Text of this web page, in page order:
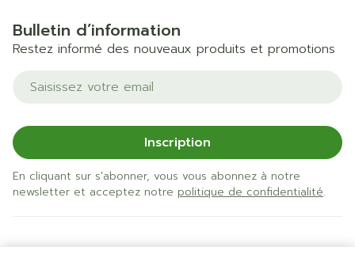
Bulletin d’information
Restez informé des nouveaux produits et promotions
Adresse mail
Inscription
En cliquant sur s'abonner, vous vous abonnez à notre
newsletter et acceptez notre politique de confidentialité.